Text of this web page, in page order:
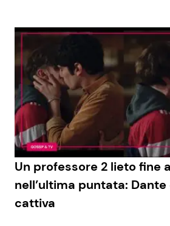
News Cinema
News Musica
News Spettacolo
Benessere
Casa
Un professore 2 lieto fine
nell’ultima puntata: Dante
cattiva